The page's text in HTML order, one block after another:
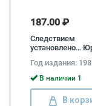
187.00 ₽
Следствием
установлено…
Год издания:
В наличии 1
В